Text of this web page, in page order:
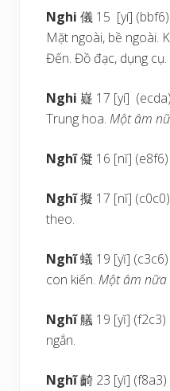
Nghi儀 15 [yí]
Mặt ngoài, bề ngoài.
Đến. Đồ đạc, dụng cụ.
Nghi 嶷 17 [yí] (ecda)
Trung hoa. Một âm
Nghĩ儗 16 [nĭ]
Nghĩ擬 17 [nĭ]
theo.
Nghĩ蟻 19 [yĭ]
con kiến. Một âm nữa
Nghĩ艤 19 [yĭ] (f2c3)
ngắn.
Nghĩ齮 23 [yĭ] (f8a3)